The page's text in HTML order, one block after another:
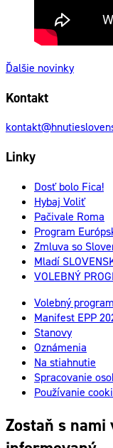
Ďalšie novinky
Kontakt
Linky
Dosť bolo Fica!
Hybaj Voliť
Pačivale Roma
Program
Zmluva so
Mladí
VOLEBNÝ
Volebný
Manifest EPP
Stanovy
Oznámenia
Na stiahnutie
Spracovanie
Používanie
Zostaň s nami